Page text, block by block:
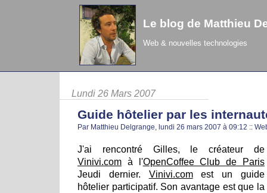
Le blog de Matthieu
Web & nouvelles technologies
Lundi 26 Mars 2007
Guide hôtelier par les
Par Matthieu Delgrange, lundi 26 mars 2007 à 09:12 ::
J'ai rencontré Gilles, le créateur de
Vinivi.com à l'OpenCoffee Club de Paris
Jeudi dernier. Vinivi.comest un guide
hôtelier participatif. Son avantage est que la